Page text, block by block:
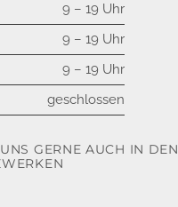
9 – 19 Uhr
9 – 19 Uhr
9 – 19 Uhr
geschlossen
GERNE AUCH IN DEN